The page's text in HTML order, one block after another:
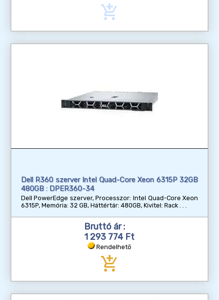
add_shopping_cart
Dell R360 szerver Intel Quad-Core Xeon 6315P 32GB
480GB : DPER360-34
Dell PowerEdge szerver, Processzor: Intel Quad-Core Xeon
6315P, Memória: 32 GB, Háttértár: 480GB, Kivitel: Rack
Bruttó ár :
1 293 774 Ft
Rendelhető
add_shopping_cart